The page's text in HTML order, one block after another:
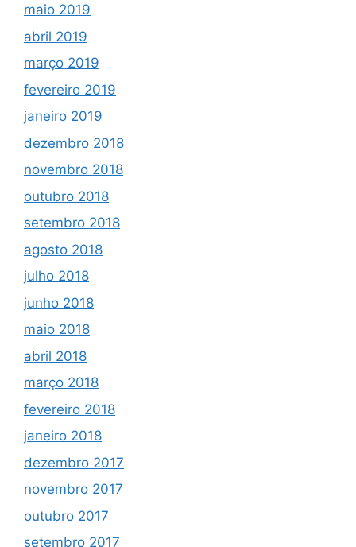
maio 2019
abril 2019
março 2019
fevereiro 2019
janeiro 2019
dezembro 2018
novembro 2018
outubro 2018
setembro 2018
agosto 2018
julho 2018
junho 2018
maio 2018
abril 2018
março 2018
fevereiro 2018
janeiro 2018
dezembro 2017
novembro 2017
outubro 2017
setembro 2017